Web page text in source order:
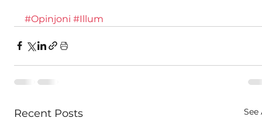
#Opinjoni #Illum
Recent Posts See